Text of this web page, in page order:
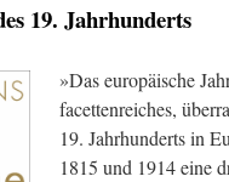
19. Jahrhunderts
»Das europäische
facettenreiches,
19. Jahrhunderts in
1815 und 1914 eine